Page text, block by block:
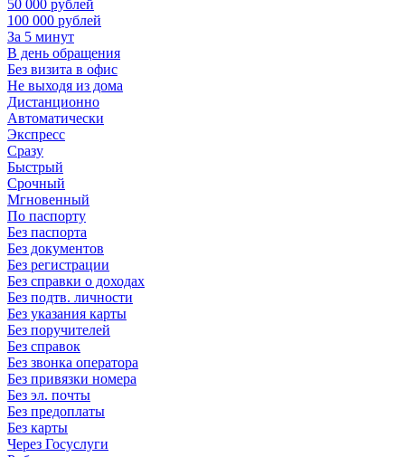
50 000 рублей
100 000 рублей
За 5 минут
В день обращения
Без визита в офис
Не выходя из дома
Дистанционно
Автоматически
Экспресс
Сразу
Быстрый
Срочный
Мгновенный
По паспорту
Без паспорта
Без документов
Без регистрации
Без справки о доходах
Без подтв. личности
Без указания карты
Без поручителей
Без справок
Без звонка оператора
Без привязки номера
Без эл. почты
Без предоплаты
Без карты
Через Госуслуги